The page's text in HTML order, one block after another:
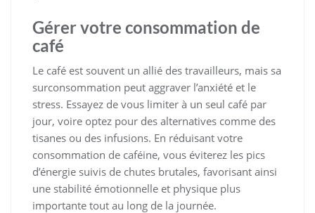
Gérer votre consommation de
café
Le café est souvent un allié des travailleurs, mais sa
surconsommation peut aggraver l’anxiété et le
stress. Essayez de vous limiter à un seul café par
jour, voire optez pour des alternatives comme des
tisanes ou des infusions. En réduisant votre
consommation de caféine, vous éviterez les pics
d’énergie suivis de chutes brutales, favorisant ainsi
une stabilité émotionnelle et physique plus
importante tout au long de la journée.